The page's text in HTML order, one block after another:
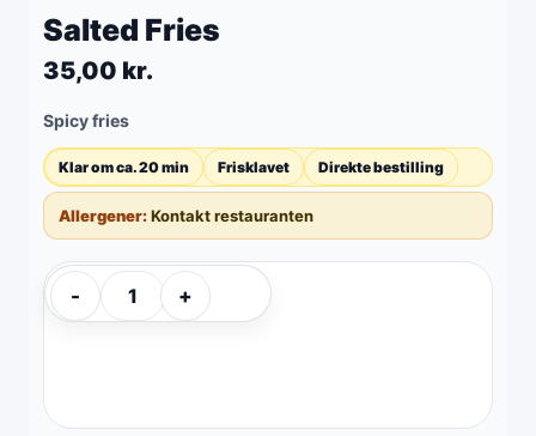
content
Salted Fries
35,00 kr.
Spicy fries
Klar om ca. 20 min Frisklavet Direkte bestilling
Allergener:Kontakt restauranten
Salted
Fries
- +